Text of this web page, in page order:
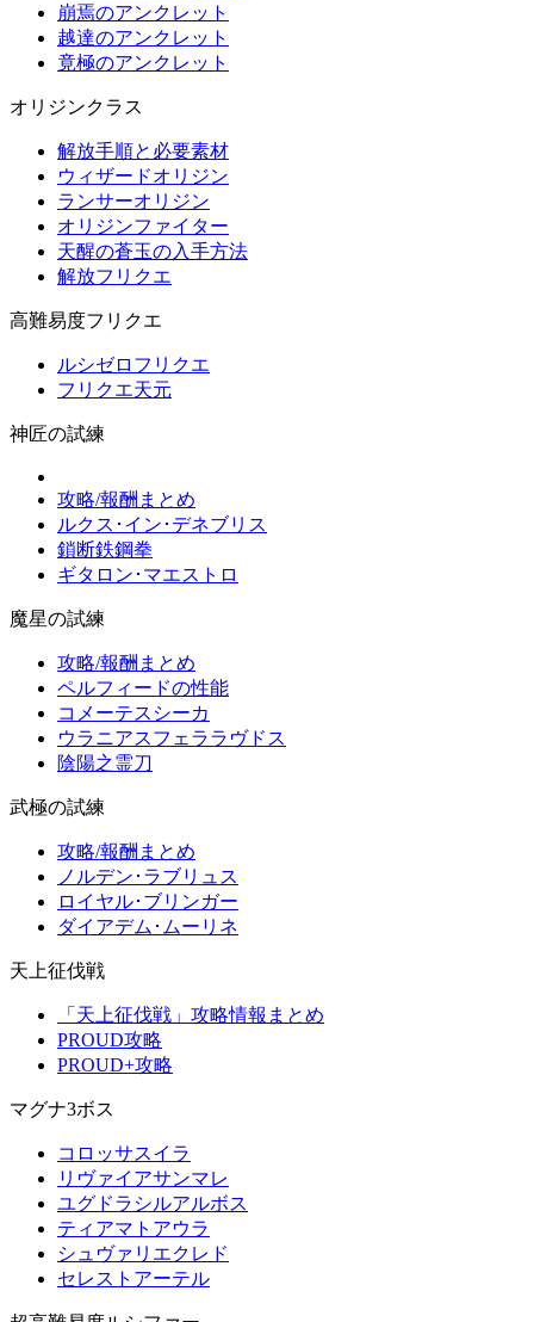
崩焉のアンクレット
越達のアンクレット
竟極のアンクレット
オリジンクラス
解放手順と必要素材
ウィザードオリジン
ランサーオリジン
オリジンファイター
天醒の蒼玉の入手方法
解放フリクエ
高難易度フリクエ
ルシゼロフリクエ
フリクエ天元
神匠の試練
攻略/報酬まとめ
ルクス･イン･デネブリス
鎖断鉄鋼拳
ギタロン･マエストロ
魔星の試練
攻略/報酬まとめ
ペルフィードの性能
コメーテスシーカ
ウラニアスフェララヴドス
陰陽之霊刀
武極の試練
攻略/報酬まとめ
ノルデン･ラブリュス
ロイヤル･ブリンガー
ダイアデム･ムーリネ
天上征伐戦
「天上征伐戦」攻略情報まとめ
PROUD攻略
PROUD+攻略
マグナ3ボス
コロッサスイラ
リヴァイアサンマレ
ユグドラシルアルボス
ティアマトアウラ
シュヴァリエクレド
セレストアーテル